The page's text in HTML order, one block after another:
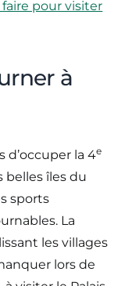
faire pour visiter
à
d’occuper la 4e
belles îles du
sports
La
les villages
lors de